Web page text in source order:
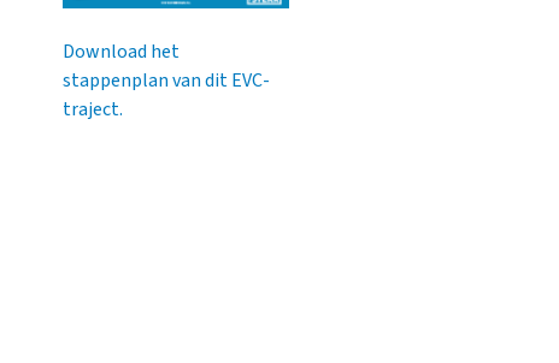
Download het
stappenplan van dit EVC-
traject.